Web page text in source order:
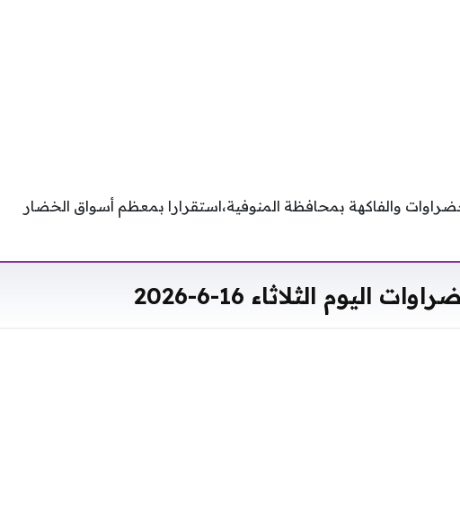
16-6-2026 أسعار الخضراوات والفاكهة بمحافظة المنوفية،استقرارا بمعظم أسواق الخضار
اليوم الثلاثاء 16-6-2026